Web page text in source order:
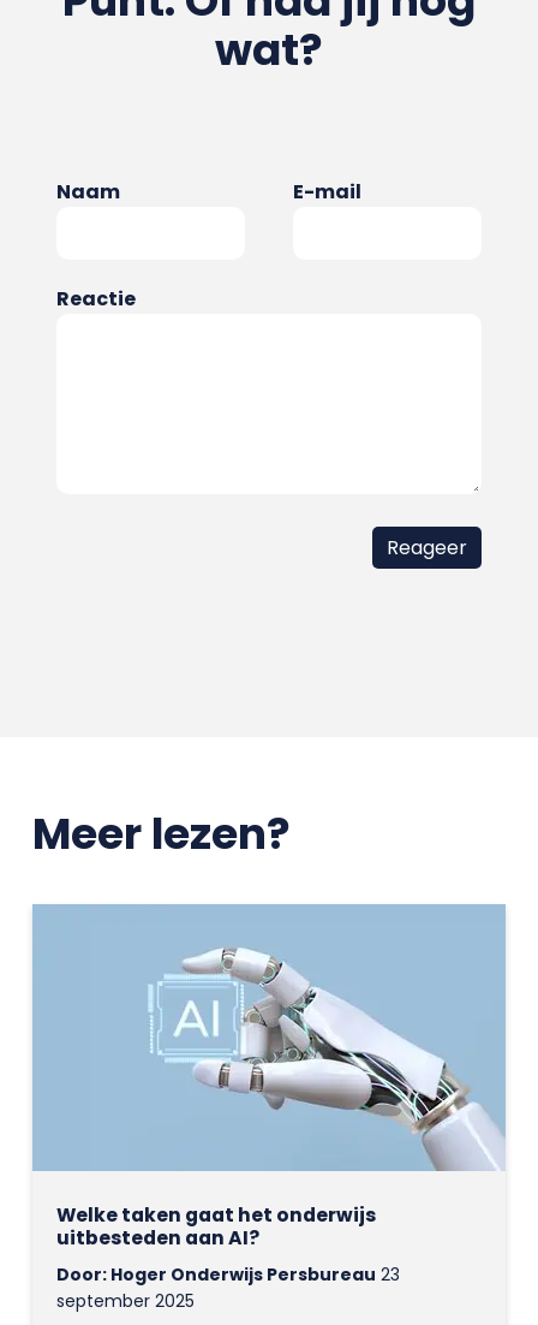
wat?
Naam E-mail
Reactie
Meer lezen?
Welke taken gaat het onderwijs
uitbesteden aan AI?
Door: Hoger Onderwijs Persbureau 23
september 2025